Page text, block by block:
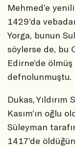
Mehmed’e
1429’da
Yorga, bunun
söylerse de, bu
Edirne’de
defnolunmuştu.
Dukas,
Kasım’ın oğlu
Süleyman
1417’de